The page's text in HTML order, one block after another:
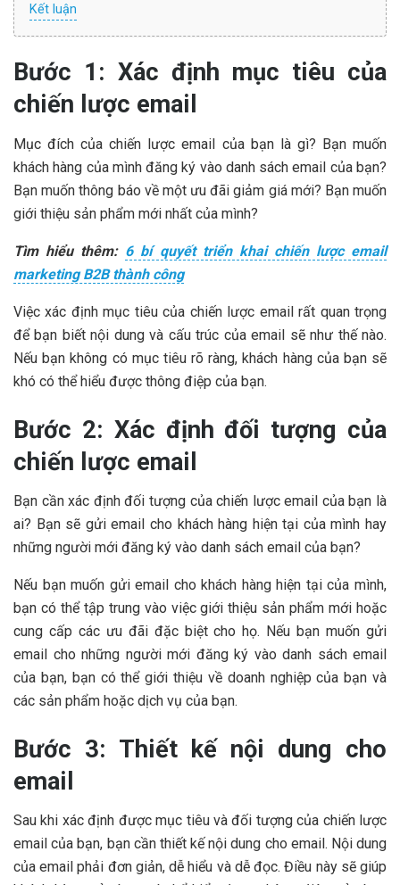
Kết luận
Bước 1: Xác định mục tiêu của
chiến lược email
Mục đích của chiến lược email của bạn là gì? Bạn muốn
khách hàng của mình đăng ký vào danh sách email của bạn?
Bạn muốn thông báo về một ưu đãi giảm giá mới? Bạn muốn
giới thiệu sản phẩm mới nhất của mình?
Tìm hiểu thêm: 6 bí quyết triển khai chiến lược email
marketing B2B thành công
Việc xác định mục tiêu của chiến lược email rất quan trọng
để bạn biết nội dung và cấu trúc của email sẽ như thế nào.
Nếu bạn không có mục tiêu rõ ràng, khách hàng của bạn sẽ
khó có thể hiểu được thông điệp của bạn.
Bước 2: Xác định đối tượng của
chiến lược email
Bạn cần xác định đối tượng của chiến lược email của bạn là
ai? Bạn sẽ gửi email cho khách hàng hiện tại của mình hay
những người mới đăng ký vào danh sách email của bạn?
Nếu bạn muốn gửi email cho khách hàng hiện tại của mình,
bạn có thể tập trung vào việc giới thiệu sản phẩm mới hoặc
cung cấp các ưu đãi đặc biệt cho họ. Nếu bạn muốn gửi
email cho những người mới đăng ký vào danh sách email
của bạn, bạn có thể giới thiệu về doanh nghiệp của bạn và
các sản phẩm hoặc dịch vụ của bạn.
Bước 3: Thiết kế nội dung cho
email
Sau khi xác định được mục tiêu và đối tượng của chiến lược
email của bạn, bạn cần thiết kế nội dung cho email. Nội dung
của email phải đơn giản, dễ hiểu và dễ đọc. Điều này sẽ giúp